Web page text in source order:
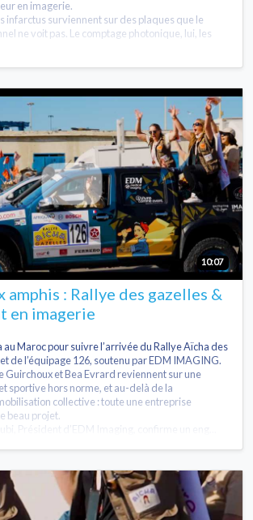
en imagerie.
infarctus surviennent sur des plaques que le
ne voit pas. Le comptage photonique, lui, les
10:07
amphis : Rallye des gazelles &
en imagerie
Maroc pour suivre l’arrivée du Rallye Aïcha des
de l’équipage 126, soutenu par EDM IMAGING.
Guirchoux et Bea Evrard reviennent sur une
sportive hors norme, et au-delà de la
collective : toute une entreprise
beau projet.
Président d’EDM Imaging, confirme un eng...